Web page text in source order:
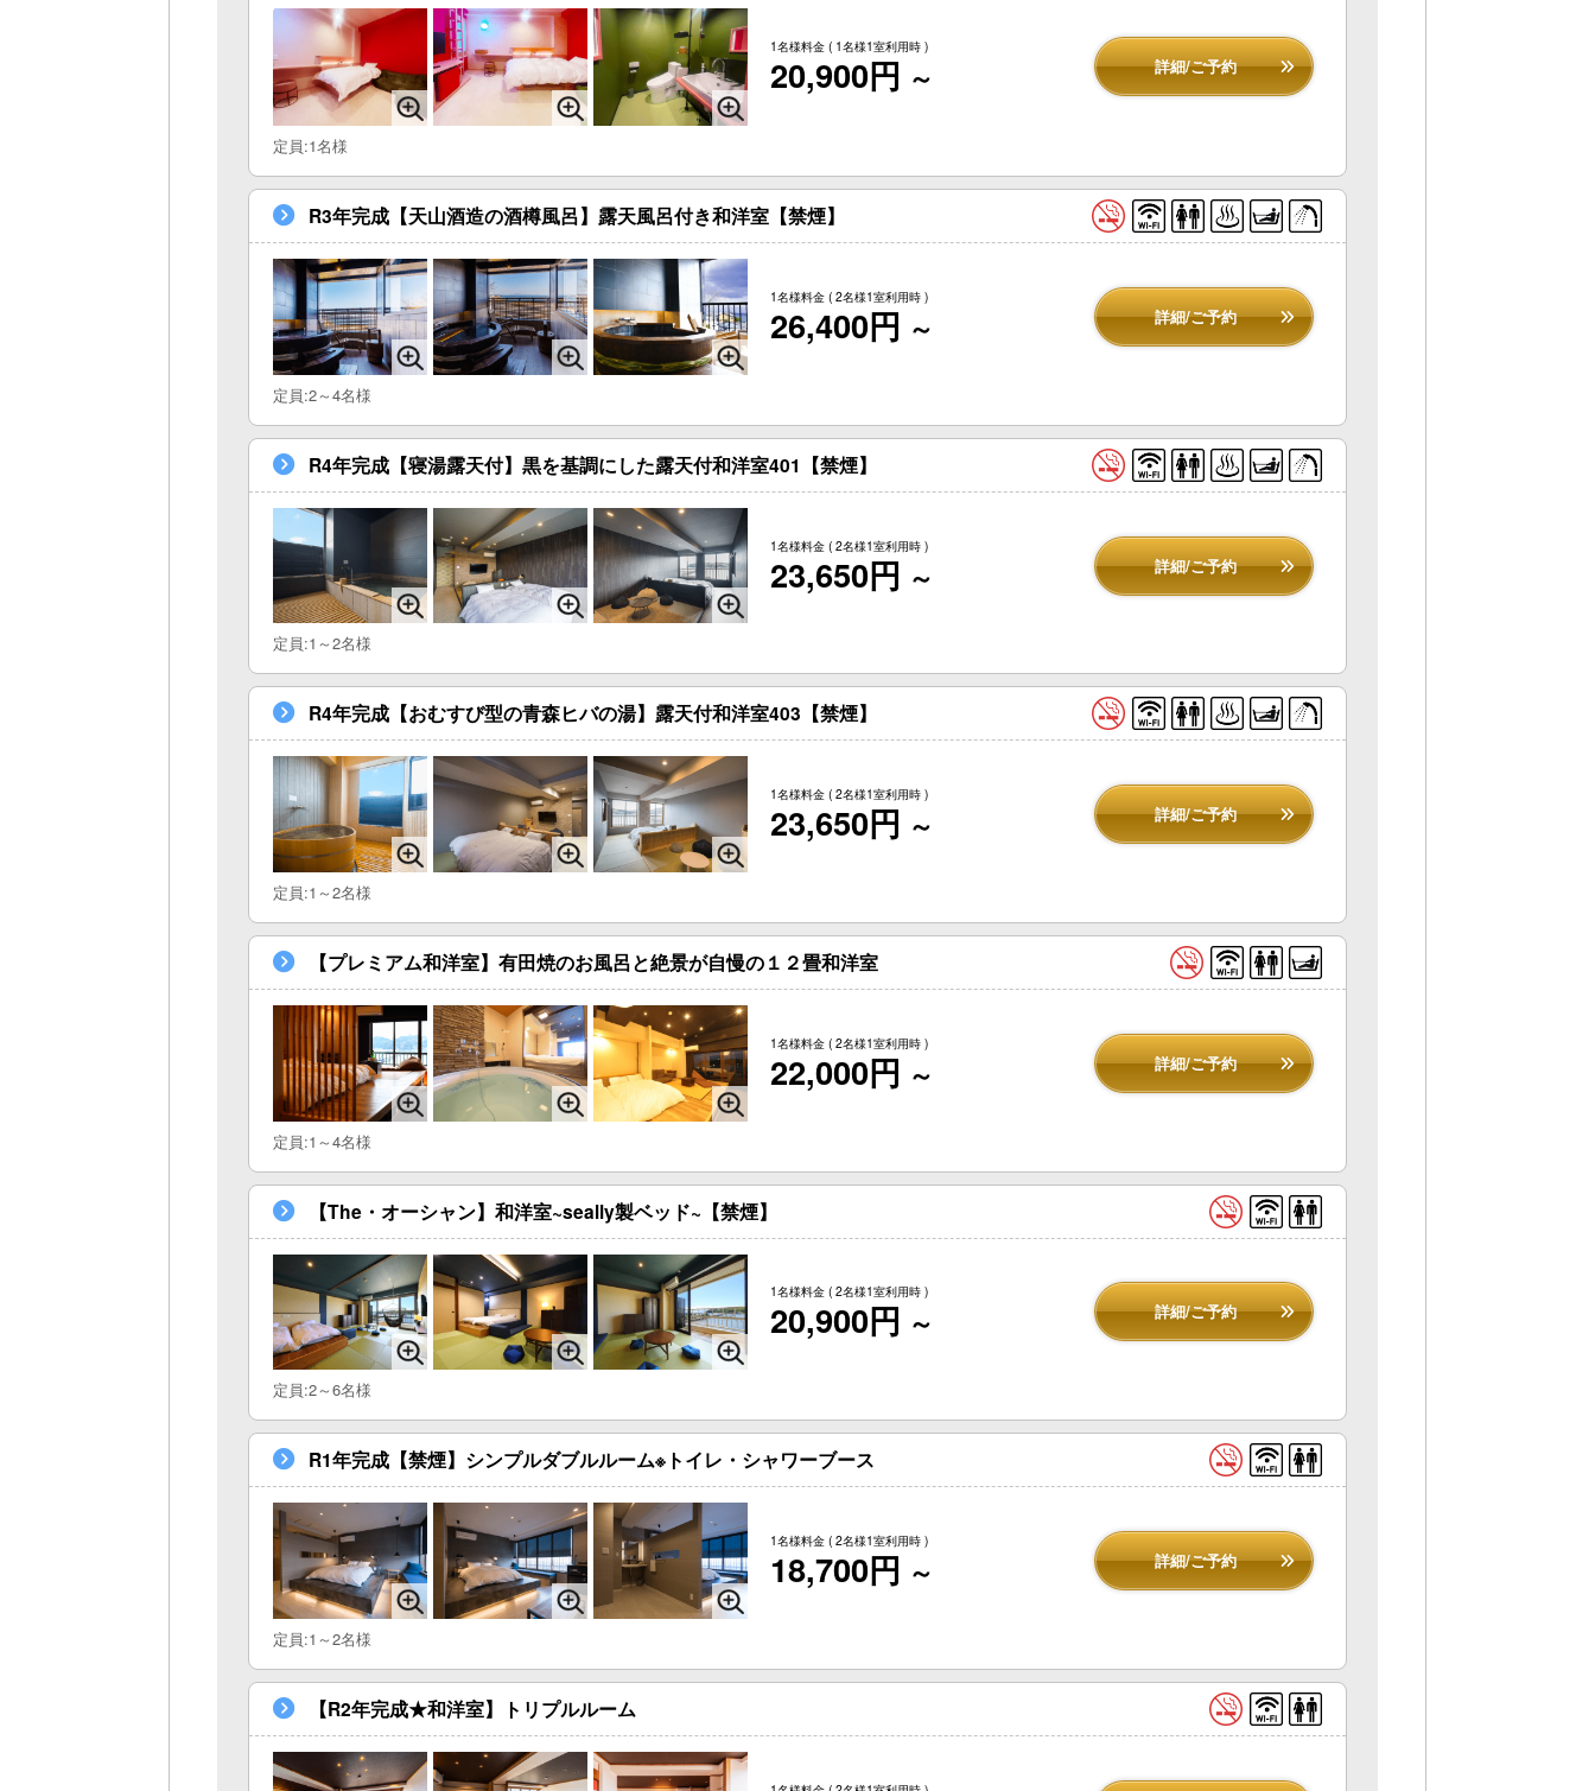
1名様料金 ( 1名様1室利用時 )
20,900円 ～ 詳細/ご予約
定員:1名様
R3年完成【天山酒造の酒樽風呂】露天風呂付き和洋室【禁煙】
1名様料金 ( 2名様1室利用時 )
26,400円 ～ 詳細/ご予約
定員:2～4名様
R4年完成【寝湯露天付】黒を基調にした露天付和洋室401【禁煙】
1名様料金 ( 2名様1室利用時 )
23,650円 ～ 詳細/ご予約
定員:1～2名様
R4年完成【おむすび型の青森ヒバの湯】露天付和洋室403【禁煙】
1名様料金 ( 2名様1室利用時 )
23,650円 ～ 詳細/ご予約
定員:1～2名様
【プレミアム和洋室】有田焼のお風呂と絶景が自慢の１２畳和洋室
1名様料金 ( 2名様1室利用時 )
22,000円 ～ 詳細/ご予約
定員:1～4名様
【The・オーシャン】和洋室~seally製ベッド~【禁煙】
1名様料金 ( 2名様1室利用時 )
20,900円 ～ 詳細/ご予約
定員:2～6名様
R1年完成【禁煙】シンプルダブルルーム※トイレ・シャワーブース
1名様料金 ( 2名様1室利用時 )
18,700円 ～ 詳細/ご予約
定員:1～2名様
【R2年完成★和洋室】トリプルルーム